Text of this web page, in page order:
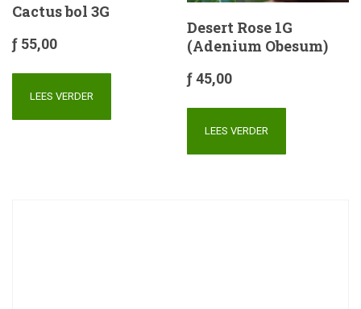
Cactus bol 3G
ƒ 55,00
LEES VERDER
Desert Rose 1G
(Adenium Obesum)
ƒ45,00
LEES VERDER